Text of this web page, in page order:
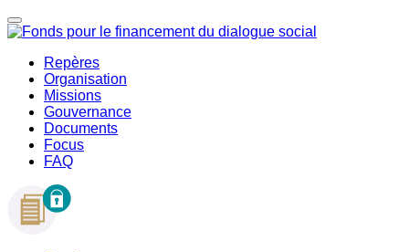
Repères
Organisation
Missions
Gouvernance
Documents
Focus
FAQ